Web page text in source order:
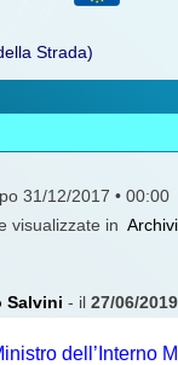
Strada)
31/12/2017 • 00:00
visualizzate in
Salvini - il 27/06/
dell’Interno